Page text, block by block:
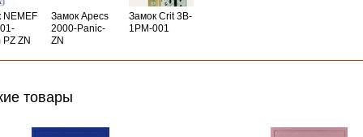
NEMEF
ZN
Замок Apecs
2000-Panic-
ZN
Замок Crit 3B-
1PM-001
товары